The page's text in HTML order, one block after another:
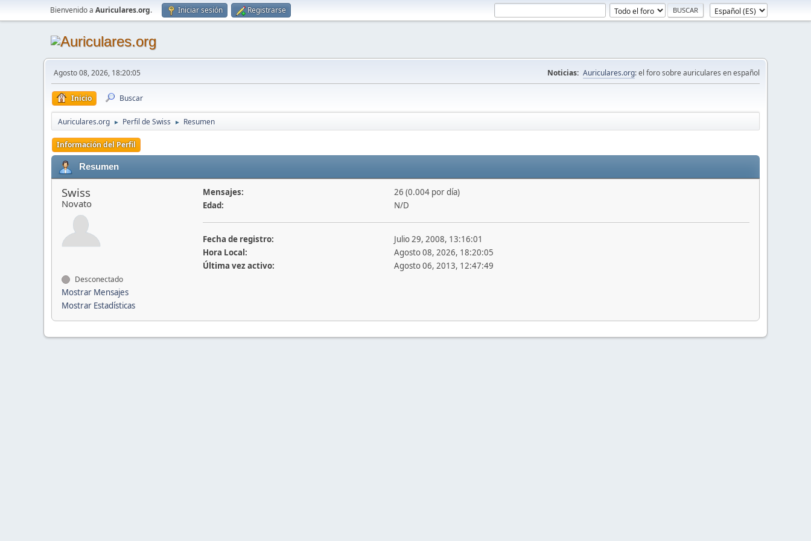
Bienvenido a Auriculares.org. Iniciar sesión Registrarse
Agosto 08, 2026, 18:20:05 Noticias: Auriculares.org: el foro sobre auriculares en español
Inicio Buscar
Auriculares.org ► Perfil de Swiss ► Resumen
Información del Perfil
Resumen
Swiss
Novato
Desconectado
Mostrar Mensajes
Mostrar Estadísticas
Mensajes:
26 (0.004 por día)
Edad:
N/D
Fecha de registro:
Julio 29, 2008, 13:16:01
Hora Local:
Agosto 08, 2026, 18:20:05
Última vez activo:
Agosto 06, 2013, 12:47:49